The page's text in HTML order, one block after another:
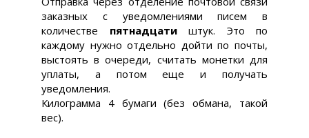
заказных с уведомлениями писем в
количестве пятнадцатиштук. Это по
каждому нужно отдельно дойти по почты,
выстоять в очереди, считать монетки для
уплаты, а потом еще и получать
уведомления.
Килограмма 4 бумаги (без обмана, такой
вес).